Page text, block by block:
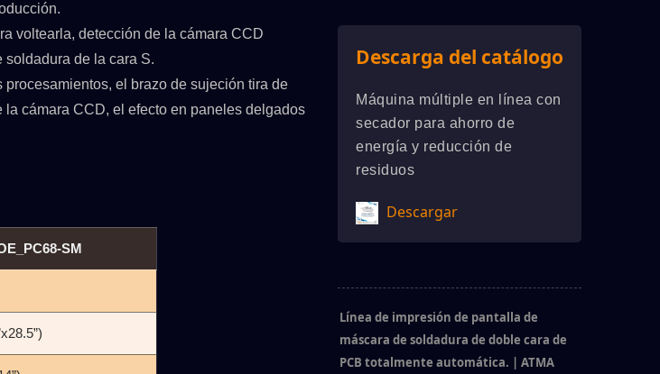
voltearla, detección de la cámara CCD
soldadura de la cara S.
el brazo de sujeción tira de
cámara CCD, el efecto en paneles delgados
SM
Descarga del catálogo
Máquina múltiple en línea con
secador para ahorro de
energía y reducción de
residuos
Descargar
Línea de impresión de pantalla de
máscara de soldadura de doble cara de
PCB totalmente automática. | ATMA